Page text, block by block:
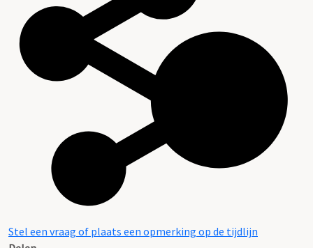
Stel een vraag of plaats een opmerking op de tijdlijn